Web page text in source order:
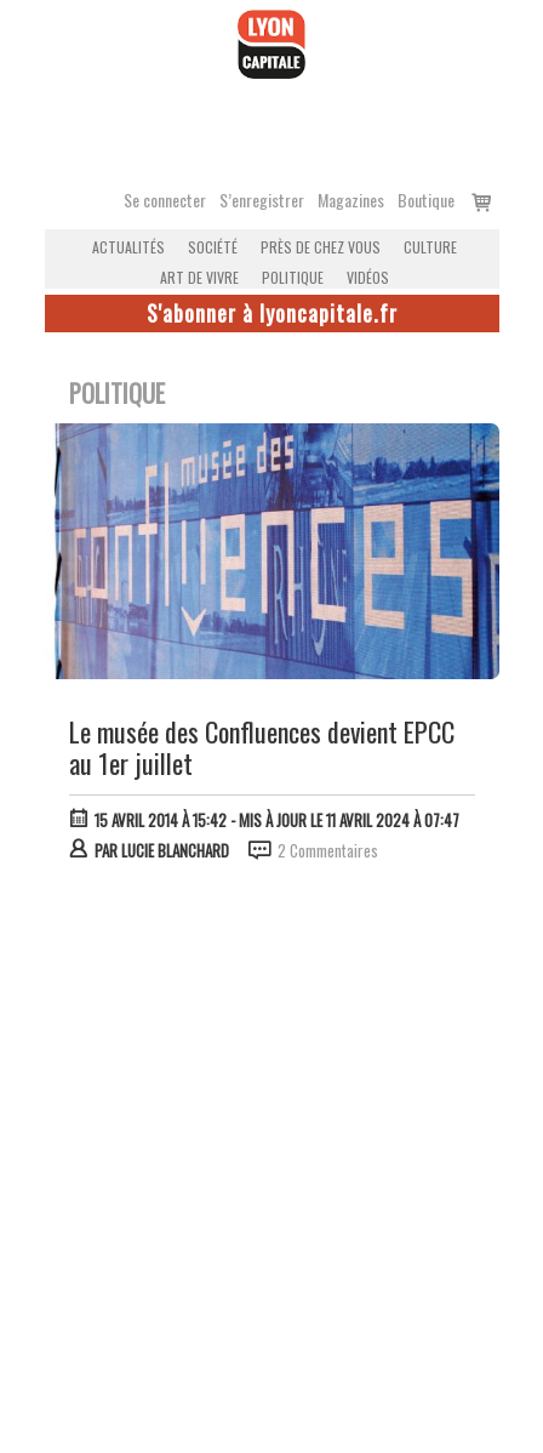
Se connecter S’enregistrer Magazines Boutique
Voir
ACTUALITÉS SOCIÉTÉ PRÈS DE CHEZ VOUS
CULTURE
ART DE VIVRE
POLITIQUE VIDÉOS
S'abonner à lyoncapitale.fr
POLITIQUE
Le musée des Confluences devient EPCC
au 1er juillet
15 AVRIL 2014 À 15:42- MIS À JOUR LE 11 AVRIL 2024 À 07:47
PARLUCIE BLANCHARD 2 Commentaires